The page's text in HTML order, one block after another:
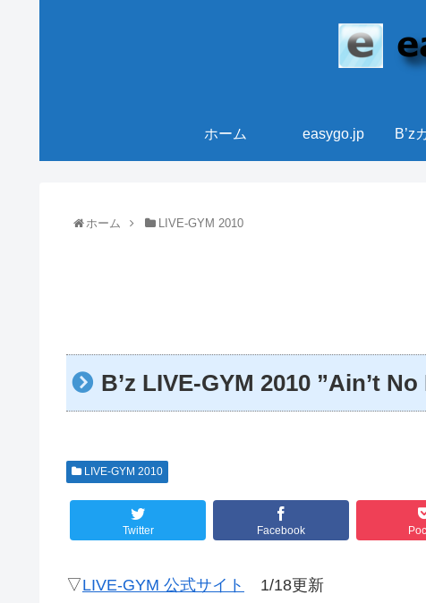
ホーム easygo.jp B’z
ホーム LIVE-GYM 2010
B’z LIVE-GYM 2010 ”Ain’t
LIVE-GYM 2010
Twitter Facebook
▽LIVE-GYM 公式サイト
1/18更新